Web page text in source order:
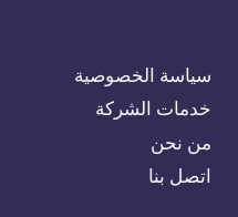
سياسة الخصوصية
خدمات الشركة
من نحن
اتصل بنا